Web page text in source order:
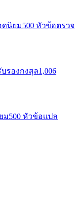
ดนิยม500 หัวข้อตรวจ
บรองกงสุล1,006
ม500 หัวข้อแปล